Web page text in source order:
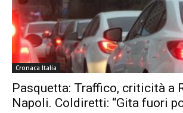
Cronaca Italia
Pasquetta: Traffico, criticità a
Napoli. Coldiretti: “Gita fuori